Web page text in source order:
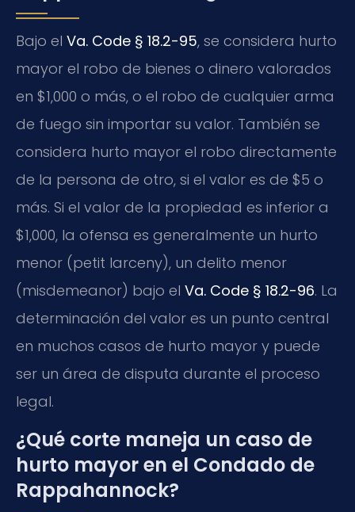
Bajo el Va. Code § 18.2-95, se considera hurto
mayor el robo de bienes o dinero valorados
en $1,000 o más, o el robo de cualquier arma
de fuego sin importar su valor. También se
considera hurto mayor el robo directamente
de la persona de otro, si el valor es de $5 o
más. Si el valor de la propiedad es inferior a
$1,000, la ofensa es generalmente un hurto
menor (petit larceny), un delito menor
(misdemeanor) bajo el Va. Code § 18.2-96. La
determinación del valor es un punto central
en muchos casos de hurto mayor y puede
ser un área de disputa durante el proceso
legal.
¿Qué corte maneja un caso de
hurto mayor en el Condado de
Rappahannock?